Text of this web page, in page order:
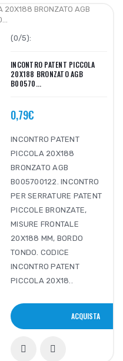
(0/5):
INCONTRO PATENT PICCOLA
20X188 BRONZATO AGB
B00570...
0,79€
INCONTRO PATENT
PICCOLA 20X188
BRONZATO AGB
B005700122. INCONTRO
PER SERRATURE PATENT
PICCOLE BRONZATE,
MISURE FRONTALE
20X188 MM, BORDO
TONDO. CODICE
INCONTRO PATENT
PICCOLA 20X18..
ACQUISTA